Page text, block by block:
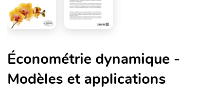
Économétrie dynamique -
Modèles et applications